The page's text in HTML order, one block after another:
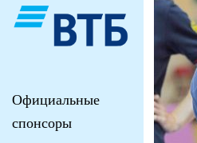
Официальные
спонсоры